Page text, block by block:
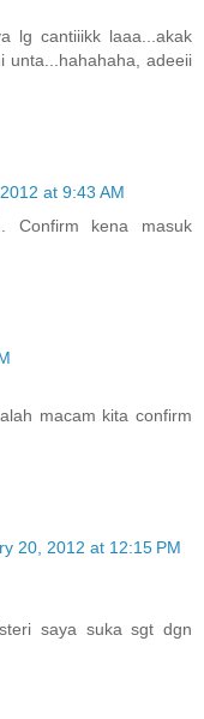
lg cantiiikk laaa...akak
unta...hahahaha, adeeii
at 9:43 AM
Confirm kena masuk
macam kita confirm
20, 2012 at 12:15 PM
saya suka sgt dgn